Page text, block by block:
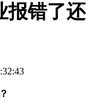
报错了还